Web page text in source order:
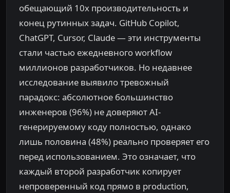
обещающий 10x производительность и
конец рутинных задач. GitHub Copilot,
ChatGPT, Cursor, Claude — эти инструменты
стали частью ежедневного workflow
миллионов разработчиков. Но недавнее
исследование выявило тревожный
парадокс: абсолютное большинство
инженеров (96%) не доверяют AI-
генерируемому коду полностью, однако
лишь половина (48%) реально проверяет его
перед использованием. Это означает, что
каждый второй разработчик копирует
непроверенный код прямо в production,